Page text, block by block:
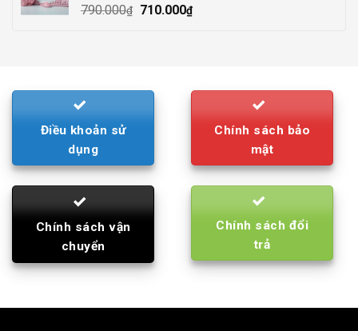
790.000₫
Original
710.000₫Current
Điều khoản sử
dụng
Chính sách bảo
mật
Chính sách vận
chuyển
Chính sách đổi
trả